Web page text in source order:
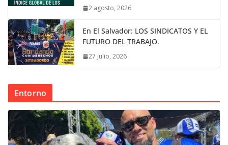
2 agosto, 2026
En El Salvador: LOS SINDICATOS Y EL
FUTURO DEL TRABAJO.
27 julio, 2026
Entorno